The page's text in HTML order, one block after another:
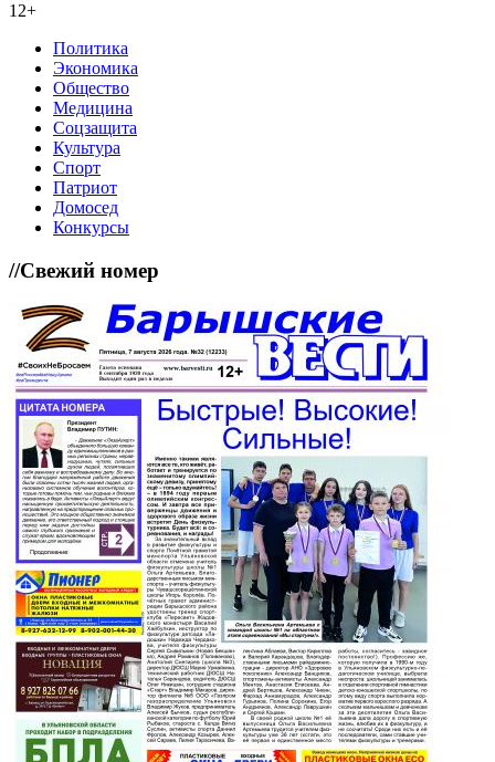
12+
Политика
Экономика
Общество
Медицина
Соцзащита
Культура
Спорт
Патриот
Домосед
Конкурсы
//Свежий номер